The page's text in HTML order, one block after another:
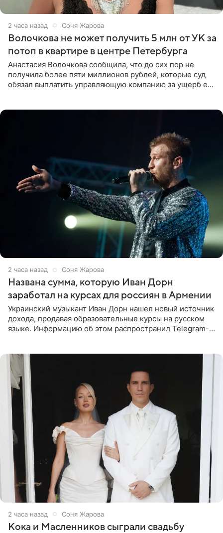
2 часа назад Соня Жарова
Волочкова не может получить 5 млн от УК за
потоп в квартире в центре Петербурга
Анастасия Волочкова сообщила, что до сих пор не
получила более пяти миллионов рублей, которые суд
обязал выплатить управляющую компанию за ущерб ее
2 часа назад Соня Жарова
Названа сумма, которую Иван Дорн
заработал на курсах для россиян в Армении
Украинский музыкант Иван Дорн нашел новый источник
дохода, продавая образовательные курсы на русском
языке. Информацию об этом распространил Telegram-
2 часа назад Соня Жарова
Кока и Масленников сыграли свадьбу